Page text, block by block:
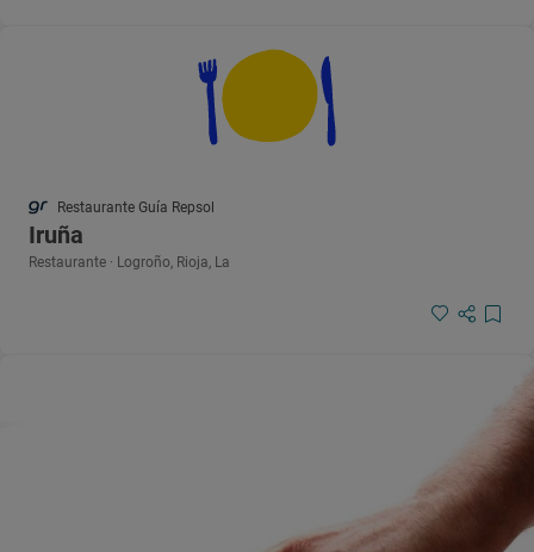
Restaurante Guía Repsol
Iruña
Restaurante · Logroño, Rioja, La